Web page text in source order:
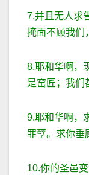
7.并且无人求
掩面不顾我们
8.耶和华啊，
是窑匠；我们
9.耶和华啊，
罪孽。求你垂
10.你的圣邑